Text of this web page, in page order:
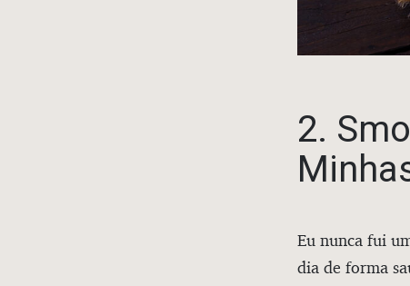
2.
Eu nunca fui
dia de forma